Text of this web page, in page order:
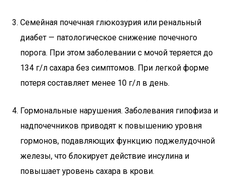
Семейная почечная глюкозурия или ренальный
диабет — патологическое снижение почечного
порога. При этом заболевании с мочой теряется до
134 г/л сахара без симптомов. При легкой форме
потеря составляет менее 10 г/л в день.
Гормональные нарушения. Заболевания гипофиза и
надпочечников приводят к повышению уровня
гормонов, подавляющих функцию поджелудочной
железы, что блокирует действие инсулина и
повышает уровень сахара в крови.